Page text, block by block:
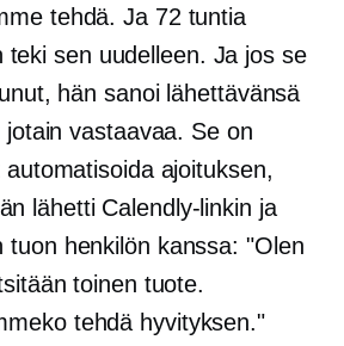
tehdä. Ja 72 tuntia
teki sen uudelleen. Ja jos se
hän sanoi lähettävänsä
jotain vastaavaa. Se on
ajoituksen,
lähetti Calendly-linkin ja
tuon henkilön kanssa: "Olen
toinen tuote.
tehdä hyvityksen."